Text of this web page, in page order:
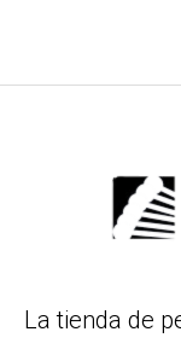
La tienda de